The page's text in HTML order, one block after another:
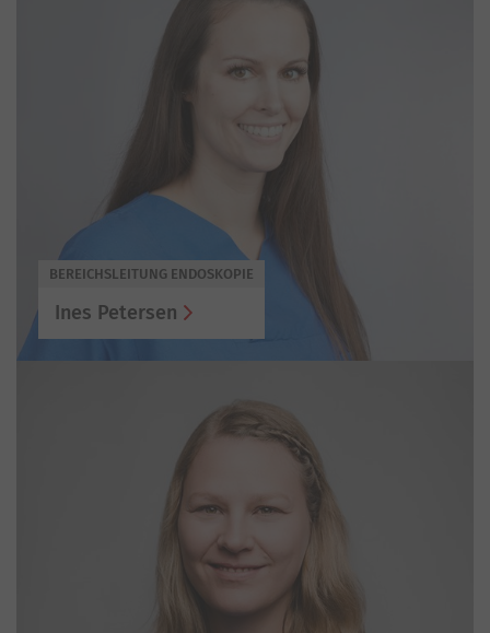
BEREICHSLEITUNG ENDOSKOPIE
Ines Petersen